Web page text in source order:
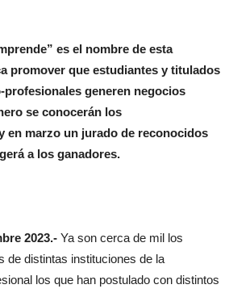
es el nombre de esta
promover que estudiantes y titulados
profesionales generen negocios
se conocerán los
en marzo un jurado de reconocidos
a los ganadores.
2023.- Ya son cerca de mil los
de distintas instituciones de la
los que han postulado con distintos